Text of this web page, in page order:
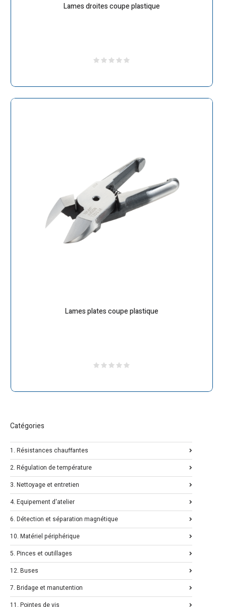
Lames droites coupe plastique
Lames plates coupe plastique
Catégories
1. Résistances chauffantes
2. Régulation de température
3. Nettoyage et entretien
4. Equipement d'atelier
6. Détection et séparation magnétique
10. Matériel périphérique
5. Pinces et outillages
12. Buses
7. Bridage et manutention
11. Pointes de vis